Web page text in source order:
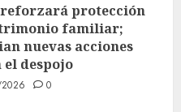
reforzará protección
familiar;
nuevas acciones
despojo
0